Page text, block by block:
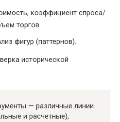
коэффициент спроса/
торгов.
фигур (паттернов).
исторической
— различные линии
и расчетные),